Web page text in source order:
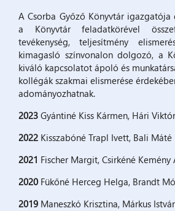
A Csorba Győző Könyvtár
a Könyvtár feladatkörével
tevékenység, teljesítmény
kimagasló színvonalon dolgozó, a
kiváló kapcsolatot ápoló és
kollégák szakmai elismerése
adományozhatnak.
2023 Gyántiné Kiss Kármen, Hári
2022 Kisszabóné Trapl Ivett, Bali Máté
2021 Fischer Margit, Csirkéné Kemény
2020 Fükőné Herceg Helga, Brandt
2019 Maneszkó Krisztina, Márkus